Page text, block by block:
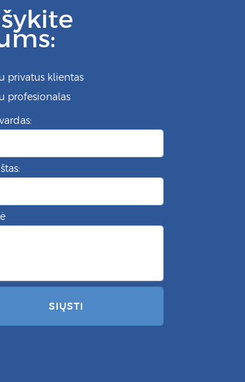
privatus klientas
profesionalas
SIŲSTI